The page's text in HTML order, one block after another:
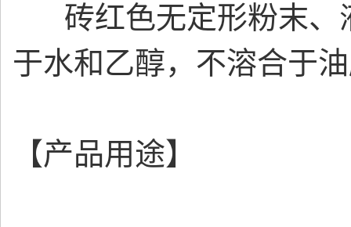
砖红色无定形粉末、
于水和乙醇，不溶合于
【产品用途】